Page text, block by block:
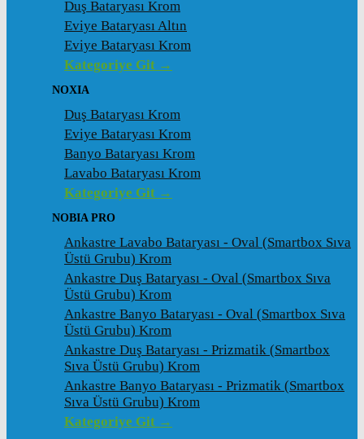
Duş Bataryası Krom
Eviye Bataryası Altın
Eviye Bataryası Krom
Kategoriye Git →
NOXIA
Duş Bataryası Krom
Eviye Bataryası Krom
Banyo Bataryası Krom
Lavabo Bataryası Krom
Kategoriye Git →
NOBIA PRO
Ankastre Lavabo Bataryası - Oval (Smartbox Sıva
Üstü Grubu) Krom
Ankastre Duş Bataryası - Oval (Smartbox Sıva
Üstü Grubu) Krom
Ankastre Banyo Bataryası - Oval (Smartbox Sıva
Üstü Grubu) Krom
Ankastre Duş Bataryası - Prizmatik (Smartbox
Sıva Üstü Grubu) Krom
Ankastre Banyo Bataryası - Prizmatik (Smartbox
Sıva Üstü Grubu) Krom
Kategoriye Git →